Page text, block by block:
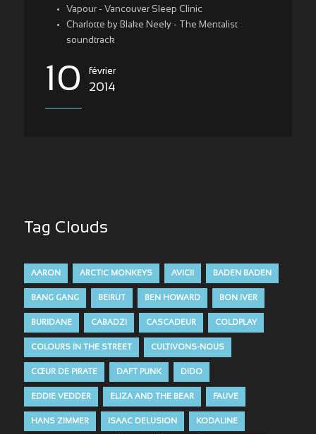
Vapour - Vancouver Sleep Clinic
Charlotte by Blake Neely - The Mentalist
soundtrack
10 février
2014
Tag Clouds
AARON ARCTIC MONKEYS AVICII BADEN BADEN
BANG GANG BEIRUT BEN HOWARD BON IVER
BURIDANE CABADZI CASCADEUR COLDPLAY
COLOURS IN THE STREET CULTIVONS-NOUS
CŒUR DE PIRATE DAFT PUNK DIDO
EDDIE VEDDER ELIZA AND THE BEAR FAUVE
HANS ZIMMER ISAAC DELUSION KODALINE